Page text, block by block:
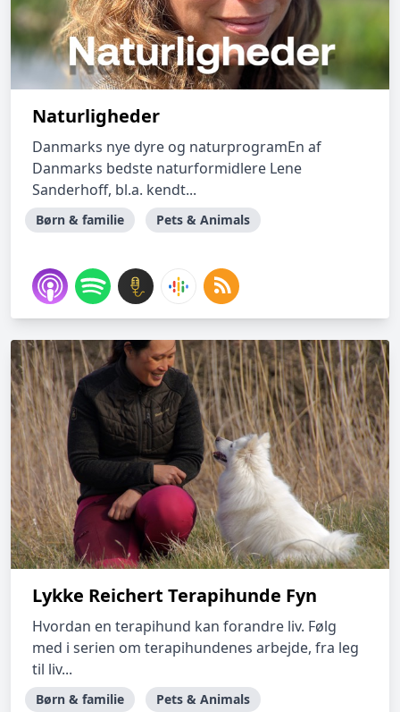
Naturligheder
Danmarks nye dyre og naturprogramEn af
Danmarks bedste naturformidlere Lene
Sanderhoff, bl.a. kendt...
Børn & familie Pets & Animals
Lykke Reichert Terapihunde Fyn
Hvordan en terapihund kan forandre liv. Følg
med i serien om terapihundenes arbejde, fra leg
til liv...
Børn & familie Pets & Animals